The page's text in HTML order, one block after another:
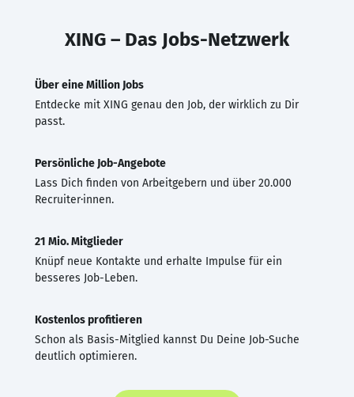
XING – Das Jobs-Netzwerk
Über eine Million Jobs
Entdecke mit XING genau den Job, der wirklich zu Dir
passt.
Persönliche Job-Angebote
Lass Dich finden von Arbeitgebern und über 20.000
Recruiter·innen.
21 Mio. Mitglieder
Knüpf neue Kontakte und erhalte Impulse für ein
besseres Job-Leben.
Kostenlos profitieren
Schon als Basis-Mitglied kannst Du Deine Job-Suche
deutlich optimieren.